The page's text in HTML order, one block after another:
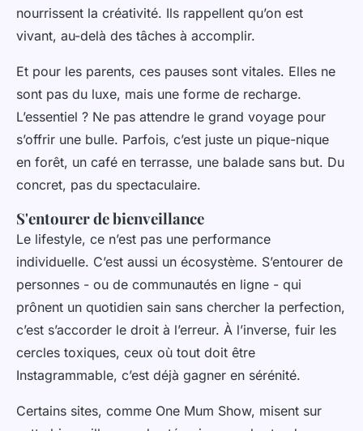
nourrissent la créativité. Ils rappellent qu’on est
vivant, au-delà des tâches à accomplir.
Et pour les parents, ces pauses sont vitales. Elles ne
sont pas du luxe, mais une forme de recharge.
L’essentiel ? Ne pas attendre le grand voyage pour
s’offrir une bulle. Parfois, c’est juste un pique-nique
en forêt, un café en terrasse, une balade sans but. Du
concret, pas du spectaculaire.
S'entourer de bienveillance
Le lifestyle, ce n’est pas une performance
individuelle. C’est aussi un écosystème. S’entourer de
personnes - ou de communautés en ligne - qui
prônent un quotidien sain sans chercher la perfection,
c’est s’accorder le droit à l’erreur. À l’inverse, fuir les
cercles toxiques, ceux où tout doit être
Instagrammable, c’est déjà gagner en sérénité.
Certains sites, comme One Mum Show, misent sur